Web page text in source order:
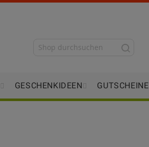
GESCHENKIDEEN GUTSCHEINE